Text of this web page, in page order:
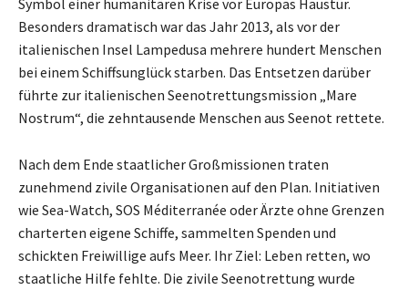
Besonders dramatisch war das Jahr 2013, als vor der
italienischen Insel Lampedusa mehrere hundert Menschen
bei einem Schiffsunglück starben. Das Entsetzen darüber
führte zur italienischen Seenotrettungsmission „Mare
Nostrum“, die zehntausende Menschen aus Seenot rettete.
Nach dem Ende staatlicher Großmissionen traten
zunehmend zivile Organisationen auf den Plan. Initiativen
wie Sea-Watch, SOS Méditerranée oder Ärzte ohne Grenzen
charterten eigene Schiffe, sammelten Spenden und
schickten Freiwillige aufs Meer. Ihr Ziel: Leben retten, wo
staatliche Hilfe fehlte. Die zivile Seenotrettung wurde